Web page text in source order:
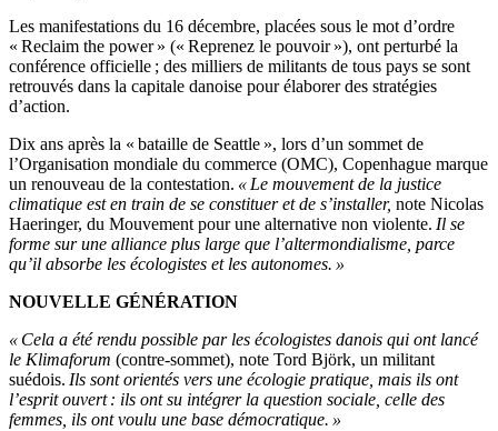
Les manifestations du 16 décembre, placées sous le mot d’ordre
« Reclaim the power » (« Reprenez le pouvoir »), ont perturbé la
conférence officielle ; des milliers de militants de tous pays se sont
retrouvés dans la capitale danoise pour élaborer des stratégies
d’action.
Dix ans après la « bataille de Seattle », lors d’un sommet de
l’Organisation mondiale du commerce (OMC), Copenhague marque
un renouveau de la contestation. « Le mouvement de la justice
climatique est en train de se constituer et de s’installer, note Nicolas
Haeringer, du Mouvement pour une alternative non violente. Il se
forme sur une alliance plus large que l’altermondialisme, parce
qu’il absorbe les écologistes et les autonomes. »
NOUVELLE GÉNÉRATION
« Cela a été rendu possible par les écologistes danois qui ont lancé
le Klimaforum (contre-sommet), note Tord Björk, un militant
suédois. Ils sont orientés vers une écologie pratique, mais ils ont
l’esprit ouvert : ils ont su intégrer la question sociale, celle des
femmes, ils ont voulu une base démocratique. »